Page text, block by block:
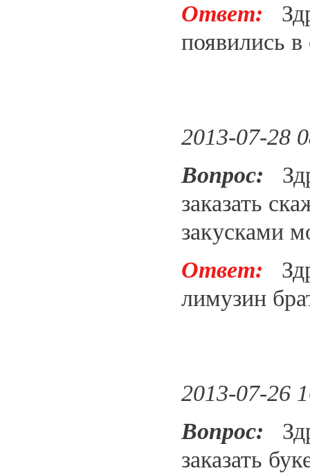
Ответ:
появились
2013-07-28
Вопрос:
заказать
закусками
Ответ:
лимузин
2013-07-26
Вопрос:
заказать